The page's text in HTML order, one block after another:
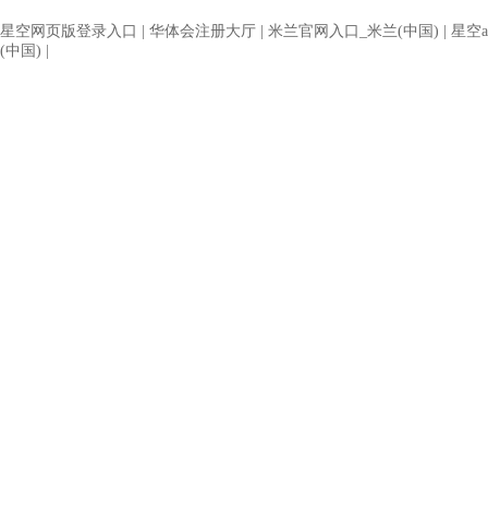
星空网页版登录入口 华体会注册大厅 米兰官网入口_米兰(中国)
星空
(中国)